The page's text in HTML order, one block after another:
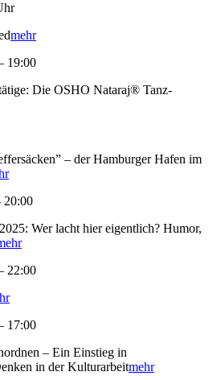
mehr
19:00
Die OSHO Nataraj® Tanz-
– der Hamburger Hafen im
20:00
Wer lacht hier eigentlich? Humor,
22:00
17:00
– Ein Einstieg in
in der Kulturarbeitmehr